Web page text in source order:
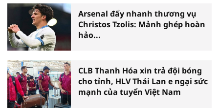
Arsenal đẩy nhanh thương vụ
Christos Tzolis: Mảnh ghép hoàn
hảo...
CLB Thanh Hóa xin trả đội bóng
cho tỉnh, HLV Thái Lan e ngại sức
mạnh của tuyển Việt Nam